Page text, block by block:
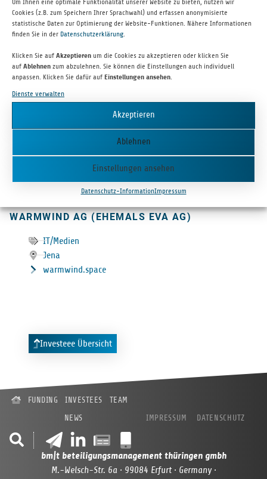
Cookies (z.B. zum Speichern Ihrer Sprachwahl) und erfassen anonymisierte
statistische Daten zur Optimierung der Website-Funktionen. Nähere Informationen
finden Sie in der Datenschutzerklärung
Klicken Sie auf Akzeptieren um die Cookies zu akzeptieren oder klicken Sie
auf Ablehnen zum abzulehnen. Sie können die Einstellungen auch individuell
anpassen. Klicken Sie dafür auf Einstellungen ansehen
Dienste verwalten
Akzeptieren
Ablehnen
Einstellungen ansehen
Datenschutz-InformationImpressum
WARM­WIND AG (EHE­MALS EVA AG)
IT/Medien
Jena
warmwind.space
Investeee Übersicht
Warm­wind ist das erste KI-Betriebs­sys­tem aus Deutsch­land, das
auto­ma­ti­siert wie­der­keh­rende Büro­pro­zesse voll­stän­dig auf visu­
el­ler Basis und bie­tet ins­be­son­dere klei­nen und mitt­le­ren Unter­
von Künst­li­cher Intel­li­genz – ohne Kom­ple­xi­tät und API-
IMPRESSUM DATENSCHUTZ
FUNDING INVESTEES
TEAM
NEWS
bm|t beteiligungsmanagement thüringen gmbh
M.-Welsch-Str. 6a · 99084 Erfurt · Germany ·